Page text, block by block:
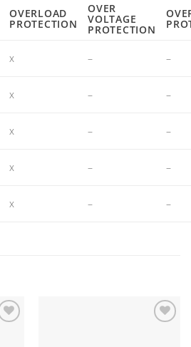
OVERLOAD
PROTECTION
OVER
VOLTAGE
PROTECTION
x – –
x – –
x – –
x – –
x – –